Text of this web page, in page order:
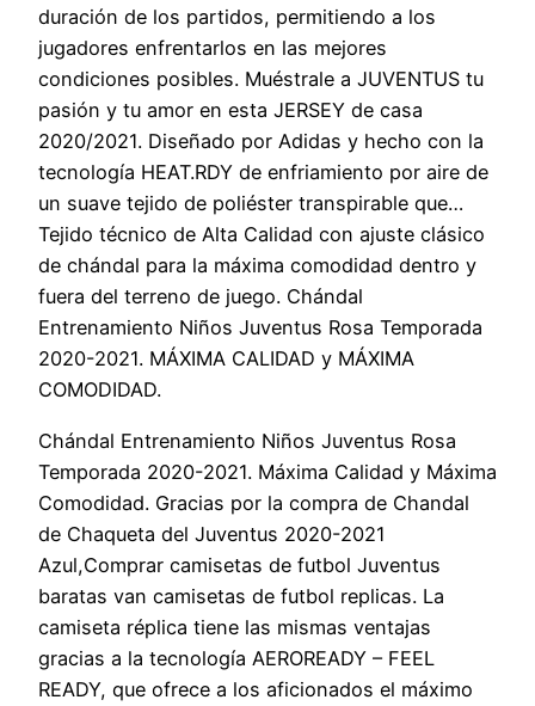
duración de los partidos, permitiendo a los
jugadores enfrentarlos en las mejores
condiciones posibles. Muéstrale a JUVENTUS tu
pasión y tu amor en esta JERSEY de casa
2020/2021. Diseñado por Adidas y hecho con la
tecnología HEAT.RDY de enfriamiento por aire de
un suave tejido de poliéster transpirable que…
Tejido técnico de Alta Calidad con ajuste clásico
de chándal para la máxima comodidad dentro y
fuera del terreno de juego. Chándal
Entrenamiento Niños Juventus Rosa Temporada
2020-2021. MÁXIMA CALIDAD y MÁXIMA
COMODIDAD.
Chándal Entrenamiento Niños Juventus Rosa
Temporada 2020-2021. Máxima Calidad y Máxima
Comodidad. Gracias por la compra de Chandal
de Chaqueta del Juventus 2020-2021
Azul,Comprar camisetas de futbol Juventus
baratas van camisetas de futbol replicas. La
camiseta réplica tiene las mismas ventajas
gracias a la tecnología AEROREADY – FEEL
READY, que ofrece a los aficionados el máximo